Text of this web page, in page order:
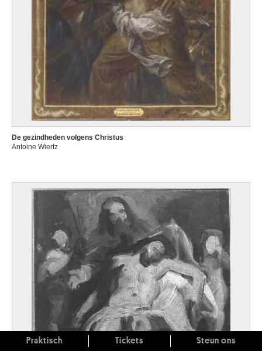
De gezindheden volgens Christus
Antoine Wiertz
Praktisch Tickets Steun ons